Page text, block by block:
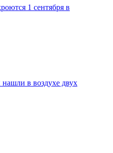
1 сентября в
в воздухе двух